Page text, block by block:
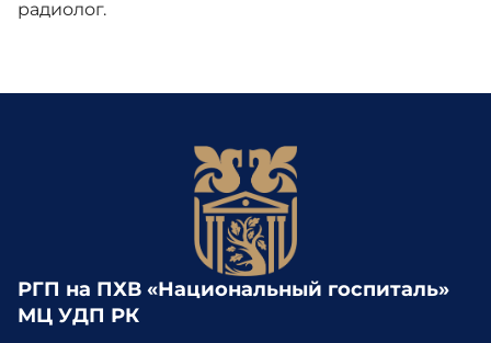
радиолог.
РГП на ПХВ «Национальный госпиталь»
МЦ УДП РК